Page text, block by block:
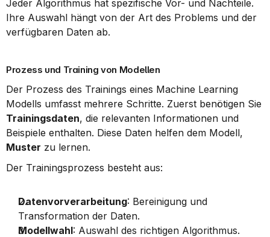
Jeder Algorithmus hat spezifische Vor- und Nachteile.
Ihre Auswahl hängt von der Art des Problems und der
verfügbaren Daten ab.
Prozess und Training von Modellen
Der Prozess des Trainings eines Machine Learning
Trainingsdaten, die relevanten Informationen und
Muster zu lernen.
Der Trainingsprozess besteht aus:
Datenvorverarbeitung: Bereinigung und
Transformation der Daten.
Modellwahl: Auswahl des richtigen Algorithmus.